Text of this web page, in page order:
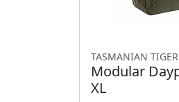
TASMANIAN TIGER
Modular
XL